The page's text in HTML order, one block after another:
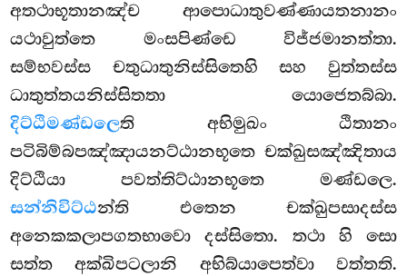
අතථාභූතානඤ්ච ආපොධාතුවණ්ණායතනානං
යථාවුත්තෙ මංසපිණ්ඩෙ විජ්ජමානත්තා.
සම්භවස්ස චතුධාතුනිස්සිතෙහි සහ වුත්තස්ස
ධාතුත්තයනිස්සිතතා යොජෙතබ්බා.
දිට්ඨිමණ්ඩලෙති අභිමුඛං ඨිතානං
පටිබිම්බපඤ්ඤායනට්ඨානභූතෙ චක්ඛුසඤ්ඤිතාය
දිට්ඨියා පවත්තිට්ඨානභූතෙ මණ්ඩලෙ.
සන්නිවිට්ඨන්ති එතෙන චක්ඛුපසාදස්ස
අනෙකකලාපගතභාවො දස්සිතො. තථා හි සො
සත්ත අක්ඛිපටලානි අභිබ්යාපෙත්වා වත්තති.